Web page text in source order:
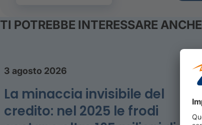
TI POTREBBE INTERESSARE ANCHE
3 agosto 2026
La minaccia invisibile del
credito: nel 2025 le frodi